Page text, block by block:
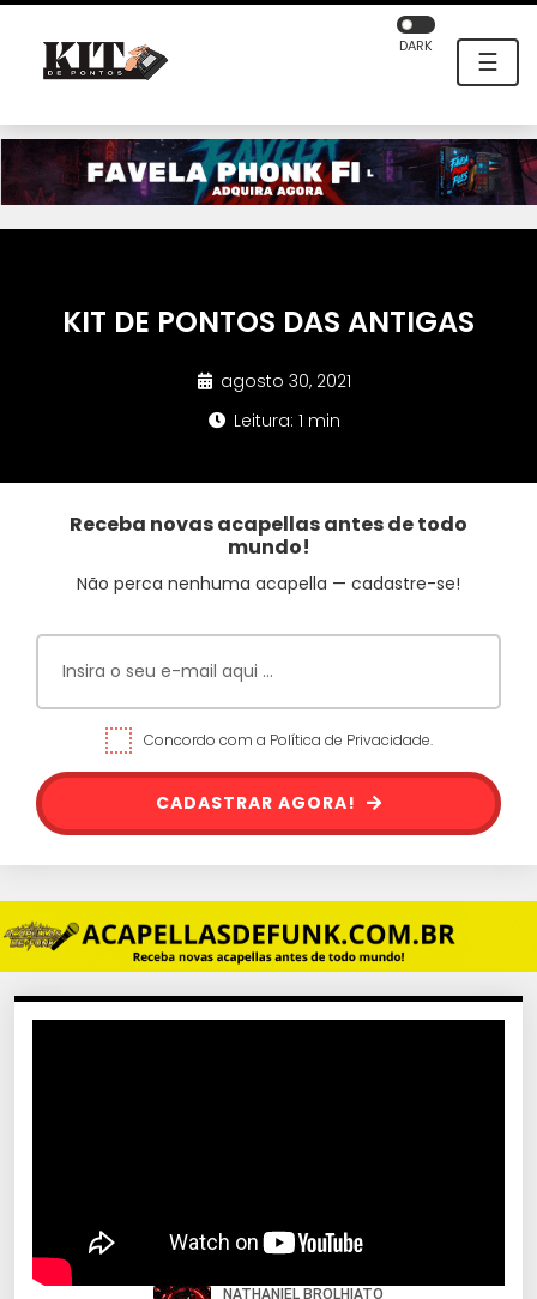
☰
DARK
KIT DE PONTOS DAS ANTIGAS
agosto 30, 2021
Leitura: 1 min
Receba novas acapellas antes de todo
mundo!
Não perca nenhuma acapella — cadastre-se!
Concordo com a Política de Privacidade.
CADASTRAR AGORA!